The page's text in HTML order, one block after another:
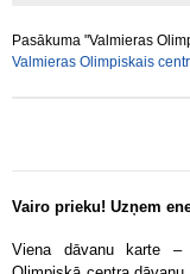
Pasākuma "Valmieras
Valmieras Olimpiskais
Vairo prieku! Uzņem
Viena dāvanu karte –